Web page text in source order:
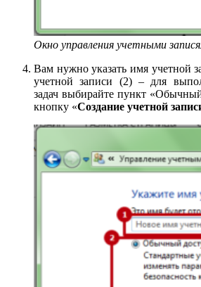
Окно управления учетными
Вам нужно указать имя учетной
учетной записи (2) – для
задач выбирайте пункт
кнопку «Создание учетной